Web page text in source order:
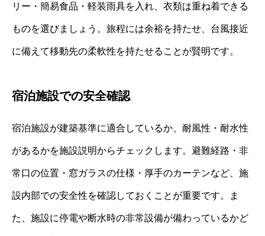
リー・簡易食品・軽装雨具を入れ、衣類は重ね着できる
ものを選びましょう。旅程には余裕を持たせ、台風接近
に備えて移動先の柔軟性を持たせることが賢明です。
宿泊施設での安全確認
宿泊施設が建築基準に適合しているか、耐風性・耐水性
があるかを施設説明からチェックします。避難経路・非
常口の位置・窓ガラスの仕様・厚手のカーテンなど、施
設内部での安全性を確認しておくことが重要です。ま
た、施設に停電や断水時の非常設備が備わっているかど